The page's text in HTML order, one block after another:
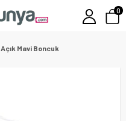
0
Mavi Boncuk